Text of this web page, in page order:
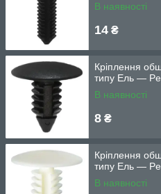
В наявності
14 ₴
Кріплення
типу Ель —
В наявності
8 ₴
Кріплення
типу Ель —
В наявності